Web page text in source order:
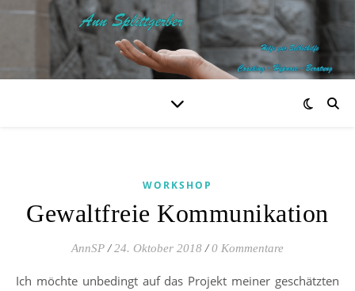
WORKSHOP
Gewaltfreie Kommunikation
AnnSP / 24. Oktober 2018 / 0 Kommentare
Ich möchte unbedingt auf das Projekt meiner geschätzten